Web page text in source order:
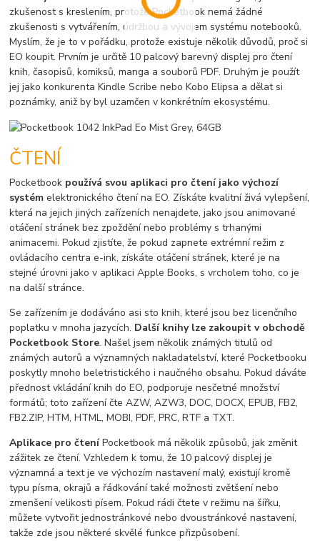
zkušenost s kreslením, protože Pocketbook nemá žádné
zkušenosti s vytvářením, údržbou a vývojem systému notebooků.
Myslím, že je to v pořádku, protože existuje několik důvodů, proč si
EO koupit. Prvním je určitě 10 palcový barevný displej pro čtení
knih, časopisů, komiksů, manga a souborů PDF. Druhým je použít
jej jako konkurenta Kindle Scribe nebo Kobo Elipsa a dělat si
poznámky, aniž by byl uzamčen v konkrétním ekosystému.
ČTENÍ
Pocketbook používá svou aplikaci pro čtení jako výchozí
systém elektronického čtení na EO. Získáte kvalitní živá vylepšení,
která na jejich jiných zařízeních nenajdete, jako jsou animované
otáčení stránek bez zpoždění nebo problémy s trhanými
animacemi. Pokud zjistíte, že pokud zapnete extrémní režim z
ovládacího centra e-ink, získáte otáčení stránek, které je na
stejné úrovni jako v aplikaci Apple Books, s vrcholem toho, co je
na další stránce.
Se zařízením je dodáváno asi sto knih, které jsou bez licenčního
poplatku v mnoha jazycích. Další knihy lze zakoupit v obchodě
Pocketbook Store. Našel jsem několik známých titulů od
známých autorů a významných nakladatelství, které Pocketbooku
poskytly mnoho beletristického i naučného obsahu. Pokud dáváte
přednost vkládání knih do EO, podporuje nesčetné množství
formátů; toto zařízení čte AZW, AZW3, DOC, DOCX, EPUB, FB2,
FB2.ZIP, HTM, HTML, MOBI, PDF, PRC, RTF a TXT.
Aplikace pro čteníPocketbook má několik způsobů, jak změnit
zážitek ze čtení. Vzhledem k tomu, že 10 palcový displej je
významná a text je ve výchozím nastavení malý, existují kromě
typu písma, okrajů a řádkování také možnosti zvětšení nebo
zmenšení velikosti písem. Pokud rádi čtete v režimu na šířku,
můžete vytvořit jednostránkové nebo dvoustránkové nastavení,
takže zde jsou některé skvělé funkce přizpůsobení.